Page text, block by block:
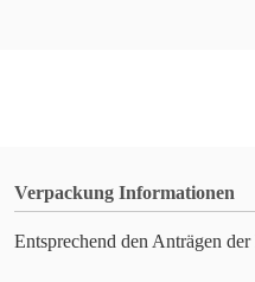
Verpackung Informationen
Entsprechend den Anträgen